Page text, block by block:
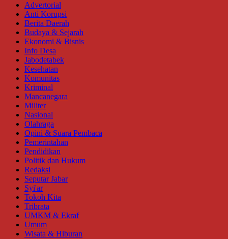
Advertorial
Anti Korupsi
Berita Daerah
Budaya & Sejarah
Ekonomi & Bisnis
Info Desa
Jabodetabek
Kesehatan
Komunitas
Kriminal
Mancanegara
Militer
Nasional
Olahraga
Opini & Suara Pembaca
Pemerintahan
Pendidikan
Politik dan Hukum
Redaksi
Seputar Jabar
Syi'ar
Tokoh Kita
Tribrata
UMKM & Ekraf
Umum
Wisata & Hiburan